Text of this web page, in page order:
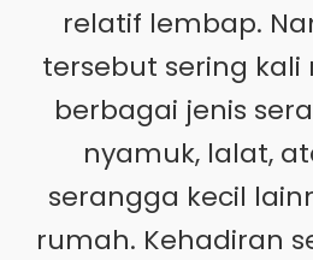
relatif lembap.
tersebut sering
berbagai jenis
nyamuk, lalat,
serangga kecil
rumah. Kehadiran